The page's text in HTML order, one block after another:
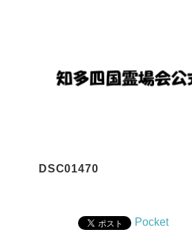
DSC01470
Pocket